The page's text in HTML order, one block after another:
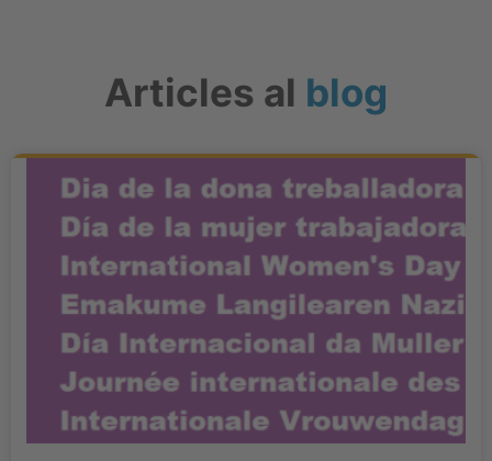
Articles al blog